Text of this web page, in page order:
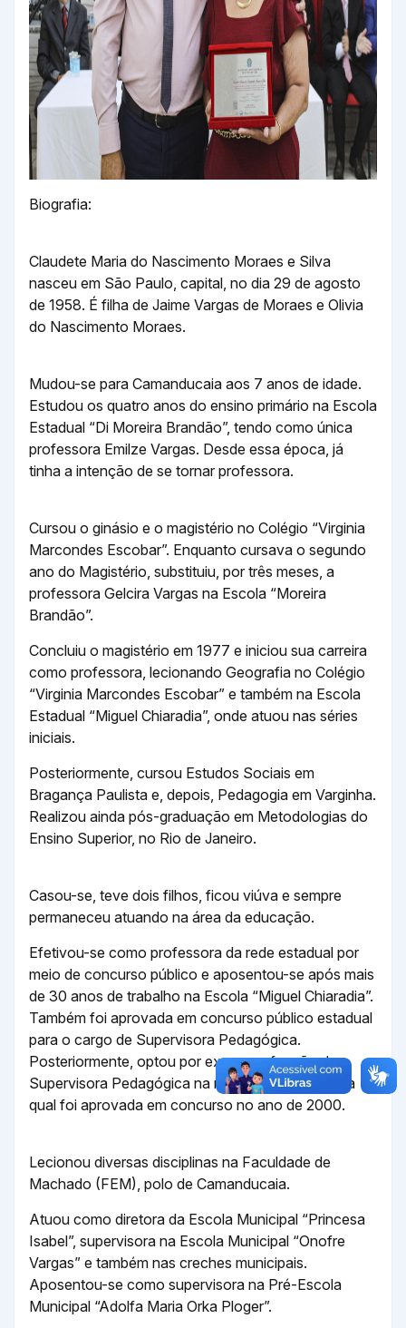
Biografia:
Claudete Maria do Nascimento Moraes e Silva
nasceu em São Paulo, capital, no dia 29 de agosto
de 1958. É filha de Jaime Vargas de Moraes e Olivia
do Nascimento Moraes.
Mudou-se para Camanducaia aos 7 anos de idade.
Estudou os quatro anos do ensino primário na Escola
Estadual “Di Moreira Brandão”, tendo como única
professora Emilze Vargas. Desde essa época, já
tinha a intenção de se tornar professora.
Cursou o ginásio e o magistério no Colégio “Virginia
Marcondes Escobar”. Enquanto cursava o segundo
ano do Magistério, substituiu, por três meses, a
professora Gelcira Vargas na Escola “Moreira
Brandão”.
Concluiu o magistério em 1977 e iniciou sua carreira
como professora, lecionando Geografia no Colégio
“Virginia Marcondes Escobar” e também na Escola
Estadual “Miguel Chiaradia”, onde atuou nas séries
iniciais.
Posteriormente, cursou Estudos Sociais em
Bragança Paulista e, depois, Pedagogia em Varginha.
Realizou ainda pós-graduação em Metodologias do
Ensino Superior, no Rio de Janeiro.
Casou-se, teve dois filhos, ficou viúva e sempre
permaneceu atuando na área da educação.
Efetivou-se como professora da rede estadual por
meio de concurso público e aposentou-se após mais
de 30 anos de trabalho na Escola “Miguel Chiaradia”.
Também foi aprovada em concurso público estadual
para o cargo de Supervisora Pedagógica.
Posteriormente, optou por exercer a função de
Supervisora Pedagógica na rede municipal, para a
qual foi aprovada em concurso no ano de 2000.
Lecionou diversas disciplinas na Faculdade de
Machado (FEM), polo de Camanducaia.
Atuou como diretora da Escola Municipal “Princesa
Isabel”, supervisora na Escola Municipal “Onofre
Vargas” e também nas creches municipais.
Aposentou-se como supervisora na Pré-Escola
Municipal “Adolfa Maria Orka Ploger”.